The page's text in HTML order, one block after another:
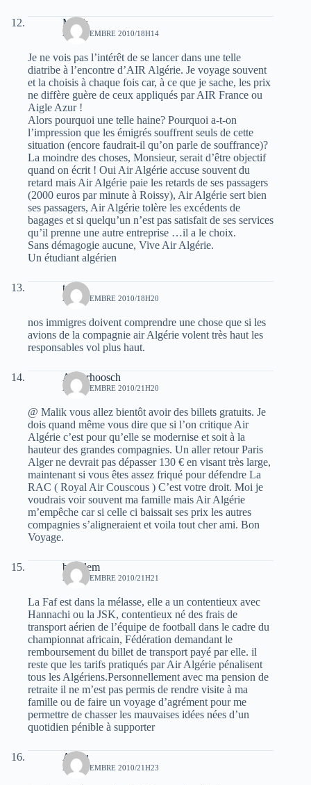
Malik
24 NOVEMBRE 2010/18H14
Je ne vois pas l’intérêt de se lancer dans une telle
diatribe à l’encontre d’AIR Algérie. Je voyage souvent
et la choisis à chaque fois car, à ce que je sache, les prix
ne diffère guère de ceux appliqués par AIR France ou
Aigle Azur !
Alors pourquoi une telle haine? Pourquoi a-t-on
l’impression que les émigrés souffrent seuls de cette
situation (encore faudrait-il qu’on parle de souffrance)?
La moindre des choses, Monsieur, serait d’être objectif
quand on écrit ! Oui Air Algérie accuse souvent du
retard mais Air Algérie paie les retards de ses passagers
(2000 euros par minute à Roissy), Air Algérie sert bien
ses passagers, Air Algérie tolère les excédents de
bagages et si quelqu’un n’est pas satisfait de ses services
qu’il prenne une autre entreprise …il a le choix.
Sans démagogie aucune, Vive Air Algérie.
Un étudiant algérien
tach
24 NOVEMBRE 2010/18H20
nos immigres doivent comprendre une chose que si les
avions de la compagnie air Algérie volent très haut les
responsables vol plus haut.
Aaverhoosch
24 NOVEMBRE 2010/21H20
@ Malik vous allez bientôt avoir des billets gratuits. Je
dois quand même vous dire que si l’on critique Air
Algérie c’est pour qu’elle se modernise et soit à la
hauteur des grandes compagnies. Un aller retour Paris
Alger ne devrait pas dépasser 130 € en visant très large,
maintenant si vous êtes assez friqué pour défendre La
RAC ( Royal Air Couscous ) C’est votre droit. Moi je
voudrais voir souvent ma famille mais Air Algérie
m’empêche car si celle ci baissait ses prix les autres
compagnies s’aligneraient et voila tout cher ami. Bon
Voyage.
boualem
24 NOVEMBRE 2010/21H21
La Faf est dans la mélasse, elle a un contentieux avec
Hannachi ou la JSK, contentieux né des frais de
transport aérien de l’équipe de football dans le cadre du
championnat africain, Fédération demandant le
remboursement du billet de transport payé par elle. il
reste que les tarifs pratiqués par Air Algérie pénalisent
tous les Algériens.Personnellement avec ma pension de
retraite il ne m’est pas permis de rendre visite à ma
famille ou de faire un voyage d’agrément pour me
permettre de chasser les mauvaises idées nées d’un
quotidien pénible à supporter
Asafu
24 NOVEMBRE 2010/21H23